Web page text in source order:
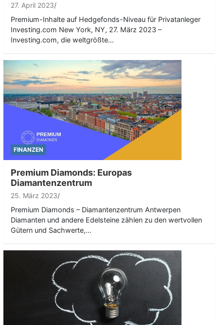
27. April 2023
Premium-Inhalte auf Hedgefonds-Niveau für Privatanleger
Investing.com New York, NY, 27. März 2023 –
Investing.com, die weltgrößte…
FINANZEN
Premium Diamonds: Europas
Diamantenzentrum
25. März 2023
Premium Diamonds – Diamantenzentrum Antwerpen
Diamanten und andere Edelsteine zählen zu den wertvollen
Gütern und Sachwerte,…